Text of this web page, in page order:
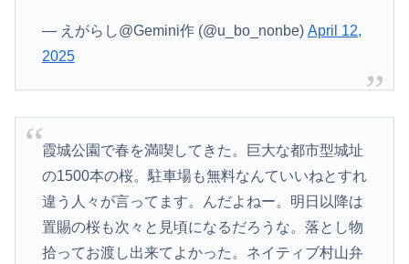
— えがらし@Gemini作 (@u_bo_nonbe) April 12,
2025
霞城公園で春を満喫してきた。巨大な都市型城址
の1500本の桜。駐車場も無料なんていいねとすれ
違う人々が言ってます。んだよねー。明日以降は
置賜の桜も次々と見頃になるだろうな。落とし物
拾ってお渡し出来てよかった。ネイティブ村山弁